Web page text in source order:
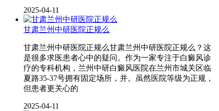
2025-04-11
甘肃兰州中研医院正规么
甘肃兰州中研医院正规么甘肃兰州中研医院正规么？这
是很多求医患者心中的疑问。作为一家专注于白癜风诊
疗的专科机构，兰州中研白癜风医院在兰州市城关区临
夏路35-37号拥有固定场所，并。虽然医院等级为正规，
但患者更关心的
2025-04-11